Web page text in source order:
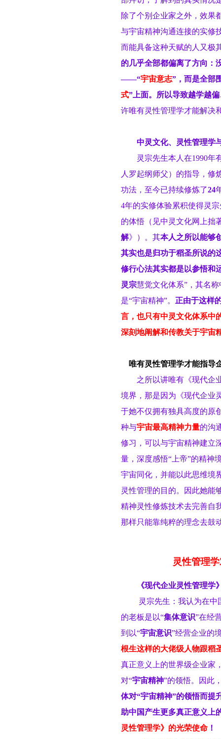
除了个别企业家之外，效果
与宇宙精神沟通连接的实修
而能具备这种天赋的人又极
的几乎全部都偏离了方向：
——“宇宙意志”，而是全部
式”上面。所以导致越学越
许唯有灵性管理学才能解决
中灵文化、灵性管理学
灵宗先生本人 在1990年
人罗起纲师父）的指导，修
功法，至今已持续修炼了24
4年的实修体验累积使得灵
的体悟（见中灵文化网上拙
解》）。其本人之所以能够
其实也是归功于稻圣所说的
修行心法其实都是以参悟和
灵宗慧觉文化体系”，其名称
是“宇宙精神”。 正由于这样
言，也只有中灵文化体系中
深刻地阐解和传教关于宇宙
唯有灵性管理学才能指导
之所以讲唯有《现代企
境界，那是因为《现代企业
于她不仅拥有独具高度的原
种与宇宙最高精神力量的沟
修习 ，可以与宇宙精神建立
量，深度感悟“上帝”的精神
宇宙同化 ，并能以此思维境
灵性管理的目的。
因此她能
精神灵性修炼技术去完善自
那样只能靠纯粹的理念去鼓
灵性管理
《现代企业灵性管理学
灵宗先生： 我认为在中
的老板是以“集体意识”在经
到以“宇宙意识”经营企业的
根生这样的大佬级人物跟稻
真正意义上的世界级企业家
对“宇宙精神”的领悟。因此
体对“宇宙精神”的领悟而提
助中国产生更多真正意义上
灵性管理学》的光荣使命 ！